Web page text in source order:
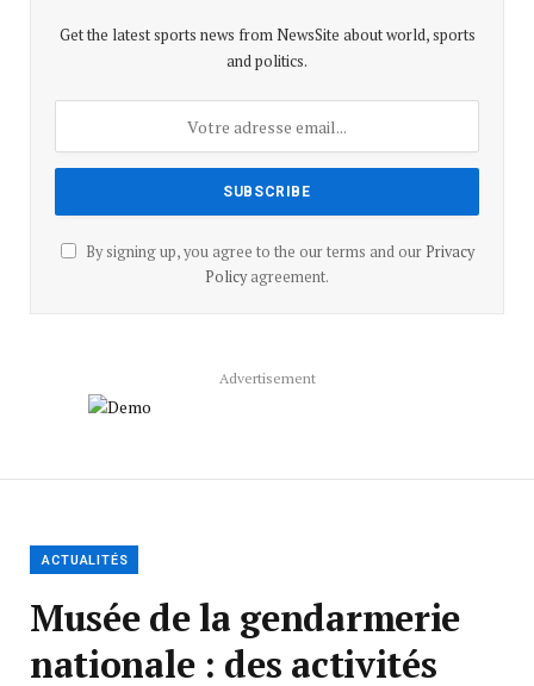
Get the latest sports news from NewsSite about world, sports
and politics.
By signing up, you agree to the our terms and our Privacy
Policyagreement.
Advertisement
ACTUALITÉS
Musée de la gendarmerie
nationale : des activités